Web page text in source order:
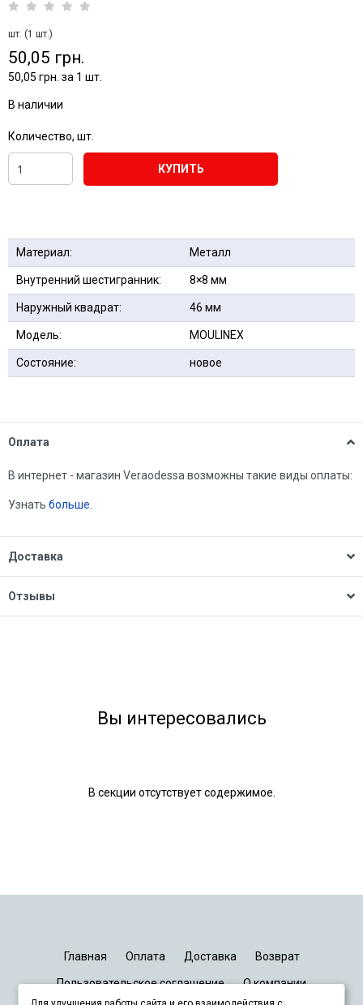
шт. (1 шт.)
50,05 грн.
50,05 грн. за 1 шт.
В наличии
Количество, шт.
КУПИТЬ
Материал: Металл
Внутренний шестигранник: 8×8 мм
Наружный квадрат: 46 мм
Модель: MOULINEX
Состояние: новое
Оплата
В интернет - магазин Veraodessa возможны такие виды оплаты:
Узнать больше.
Доставка
Отзывы
Вы интересовались
В секции отсутствует содержимое.
Главная Оплата Доставка Возврат
Пользовательское соглашение О компании